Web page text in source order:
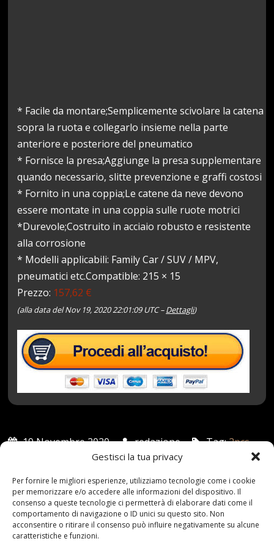
Gestisci la tua privacy
Per fornire le migliori esperienze, utilizziamo tecnologie come i cookie
per memorizzare e/o accedere alle informazioni del dispositivo. Il
consenso a queste tecnologie ci permetterà di elaborare dati come il
comportamento di navigazione o ID unici su questo sito. Non
acconsentire o ritirare il consenso può influire negativamente su alcune
caratteristiche e funzioni.
* Facile da montare;Semplicemente scivolare la catena
sopra la ruota e collegarlo insieme nella parte
anteriore e posteriore del pneumatico
* Fornisce la presa;Aggiunge la presa supplementare
quando necessario, slitte prevenzione e graffi costosi
* Fornito in una coppia;Le catene da neve devono
essere montate in una coppia sulle ruote motrici
*Durevole;Costruito in acciaio robusto e resistente
alla corrosione
* Modelli applicabili: Family Car / SUV / MPV,
pneumatici etc.Compatible: 215 × 15
Prezzo: 157,62 €
(alla data del Nov 19, 2020 22:01:09 UTC –Dettagli)
19 Novembre 2020 redazione Tag:2pcs,
Auto,CATENA ,Catene
PNEUMATICI,Portatile,TPU,Traction Categories:
Shop
Articoli recenti